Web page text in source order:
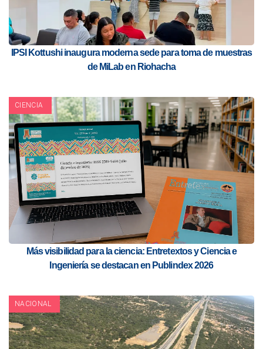
IPSI Kottushi inaugura moderna sede para toma de muestras
de MiLab en Riohacha
CIENCIA
Más visibilidad para la ciencia: Entretextos y Ciencia e
Ingeniería se destacan en Publindex 2026
NACIONAL